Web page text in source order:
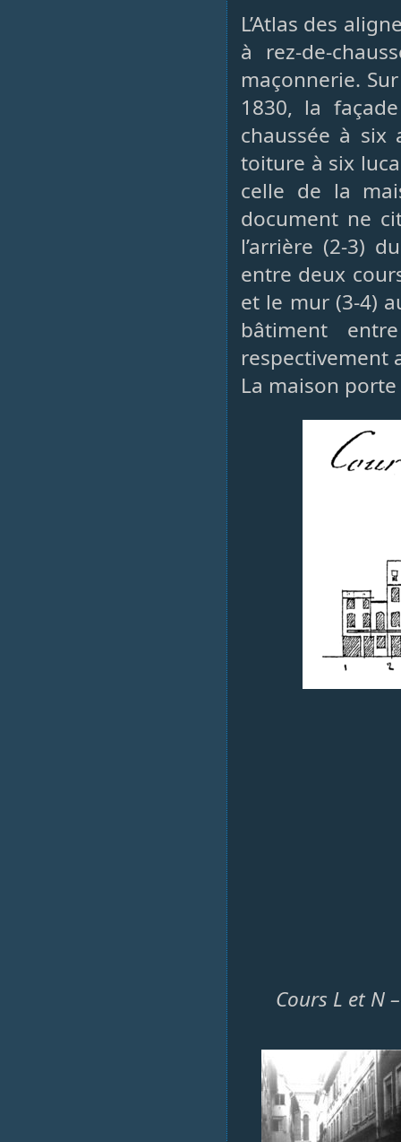
L’Atlas des
à rez-de-
maçonnerie.
1830, la
chaussée à six
toiture à six
celle de la
document ne
l’arrière (2-3)
entre deux
et le mur (3-4)
bâtiment
respectivement
La maison porte
Cours L et N